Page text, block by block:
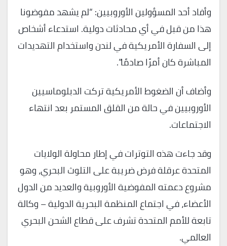
وأفاد أحد المسؤولين الأوروبيين: “لم يشهد مفوضونا
هذا من قبل في أي محادثات دولية. استدعاء أشخاص
إلى السفارة الأمريكية في لندن واستخدام التهديدات
المباشرة كان أمرًا صادمًا”.
وأضاف أن الضغوط الأمريكية تركت الدبلوماسيين
الأوروبيين في حالة من القلق المستمر بعد انتهاء
الاجتماعات.
وقد جاءت هذه التوترات في إطار محاولة الولايات
المتحدة عرقلة فرض ضريبة على التلوث البحري، وهو
مشروع دعمته المفوضية الأوروبية والعديد من الدول
الأعضاء، في اجتماع المنظمة البحرية الدولية – وكالة
تابعة للأمم المتحدة تشرف على قطاع الشحن البحري
العالمي.